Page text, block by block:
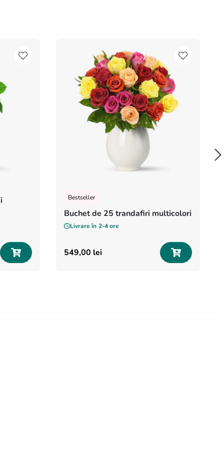
Bestseller
Buchet de 25 trandafiri multicolori
Livrare în 2-4 ore
549,00 lei